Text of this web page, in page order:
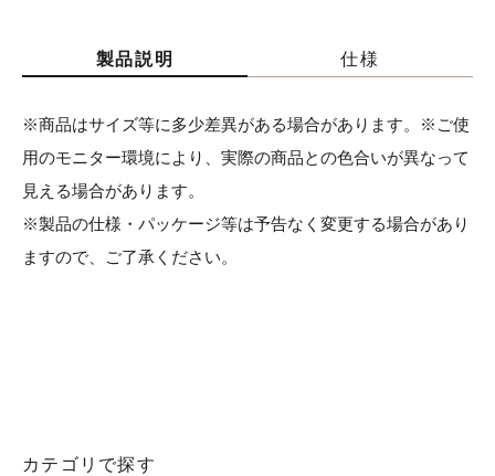
製品説明 仕様
※商品はサイズ等に多少差異がある場合があります。※ご使
用のモニター環境により、実際の商品との色合いが異なって
見える場合があります。
※製品の仕様・パッケージ等は予告なく変更する場合があり
ますので、ご了承ください。
カテゴリで探す